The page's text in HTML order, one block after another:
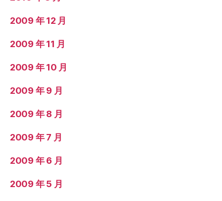
2009 年 12 月
2009 年 11 月
2009 年 10 月
2009 年 9 月
2009 年 8 月
2009 年 7 月
2009 年 6 月
2009 年 5 月